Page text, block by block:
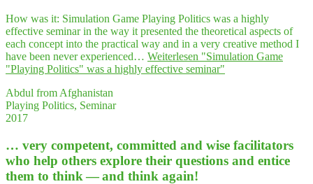
How was it: Simulation Game Playing Politics was a highly
effective seminar in the way it presented the theoretical aspects of
each concept into the practical way and in a very creative method I
have been never experienced… Weiterlesen "Simu­la­ti­on Game
"Play­ing Poli­tics" was a high­ly effec­ti­ve seminar"
Abdul from Afghanistan
Playing Politics, Seminar
2017
… very com­pe­tent, com­mit­ted and wise faci­li­ta­tors
who help others explo­re their ques­ti­ons and enti­ce
them to think — and think again!